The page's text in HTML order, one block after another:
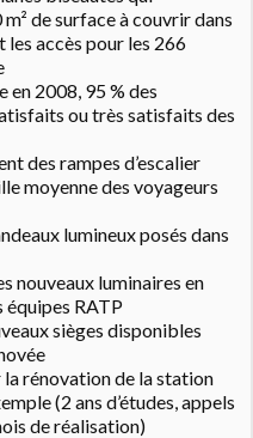
de surface à couvrir dans
les accès pour les 266
en 2008, 95 % des
ou très satisfaits des
des rampes d’escalier
moyenne des voyageurs
lumineux posés dans
nouveaux luminaires en
équipes RATP
sièges disponibles
la rénovation de la station
(2 ans d’études, appels
de réalisation)